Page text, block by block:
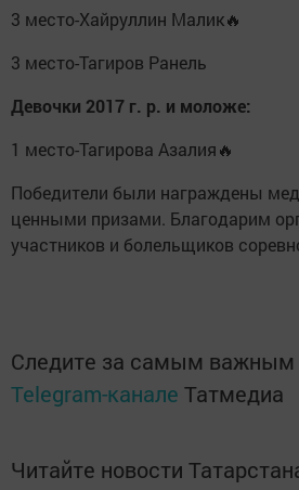
3 место-Хайруллин Малик🔥
3 место-Тагиров Ранель
Девочки 2017 г. р. и моложе:
1 место-Тагирова Азалия🔥
Победители были награждены
ценными призами. Благодарим
участников и болельщиков
Следите за самым важным
Telegram-канале Татмедиа
Читайте новости